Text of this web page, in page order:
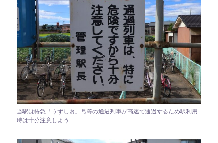
当駅は特急「うずしお」号等の通過列車が高速で通過するため駅利用
時は十分注意しよう